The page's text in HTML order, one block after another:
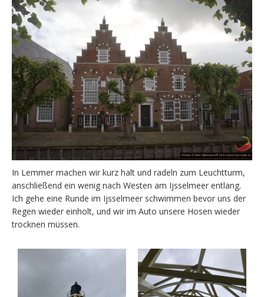
In Lemmer machen wir kurz halt und radeln zum Leuchtturm,
anschließend ein wenig nach Westen am Ijsselmeer entlang.
Ich gehe eine Runde im Ijsselmeer schwimmen bevor uns der
Regen wieder einholt, und wir im Auto unsere Hosen wieder
trocknen müssen.